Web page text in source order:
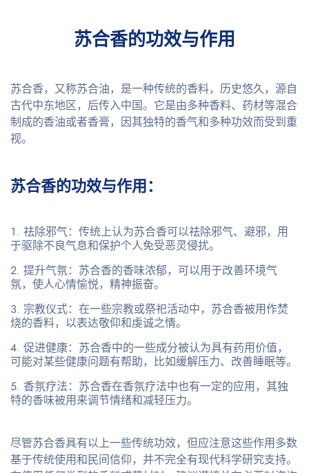
苏合香的功效与作用
苏合香，又称苏合油，是一种传统的香料，历史悠久，源自
古代中东地区，后传入中国。它是由多种香料、药材等混合
制成的香油或者香膏，因其独特的香气和多种功效而受到重
视。
苏合香的功效与作用：
祛除邪气：传统上认为苏合香可以祛除邪气、避邪，用
于驱除不良气息和保护个人免受恶灵侵扰。
提升气氛：苏合香的香味浓郁，可以用于改善环境气
氛，使人心情愉悦，精神振奋。
宗教仪式：在一些宗教或祭祀活动中，苏合香被用作焚
烧的香料，以表达敬仰和虔诚之情。
促进健康：苏合香中的一些成分被认为具有药用价值，
可能对某些健康问题有帮助，比如缓解压力、改善睡眠等。
香氛疗法：苏合香在香氛疗法中也有一定的应用，其独
特的香味被用来调节情绪和减轻压力。
尽管苏合香具有以上一些传统功效，但应注意这些作用多数
基于传统使用和民间信仰，并不完全有现代科学研究支持。